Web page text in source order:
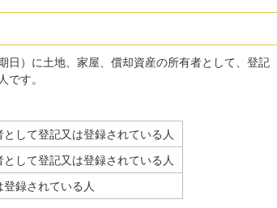
日）に土地、家屋、償却資産の所有者として、登記
す。
して登記又は登録されている人
して登記又は登録されている人
録されている人